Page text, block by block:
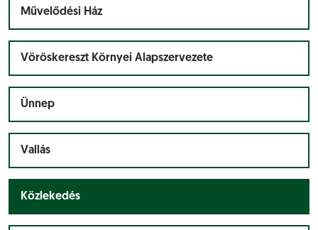
Művelődési Ház
Vöröskereszt Környei Alapszervezete
Ünnep
Vallás
Közlekedés